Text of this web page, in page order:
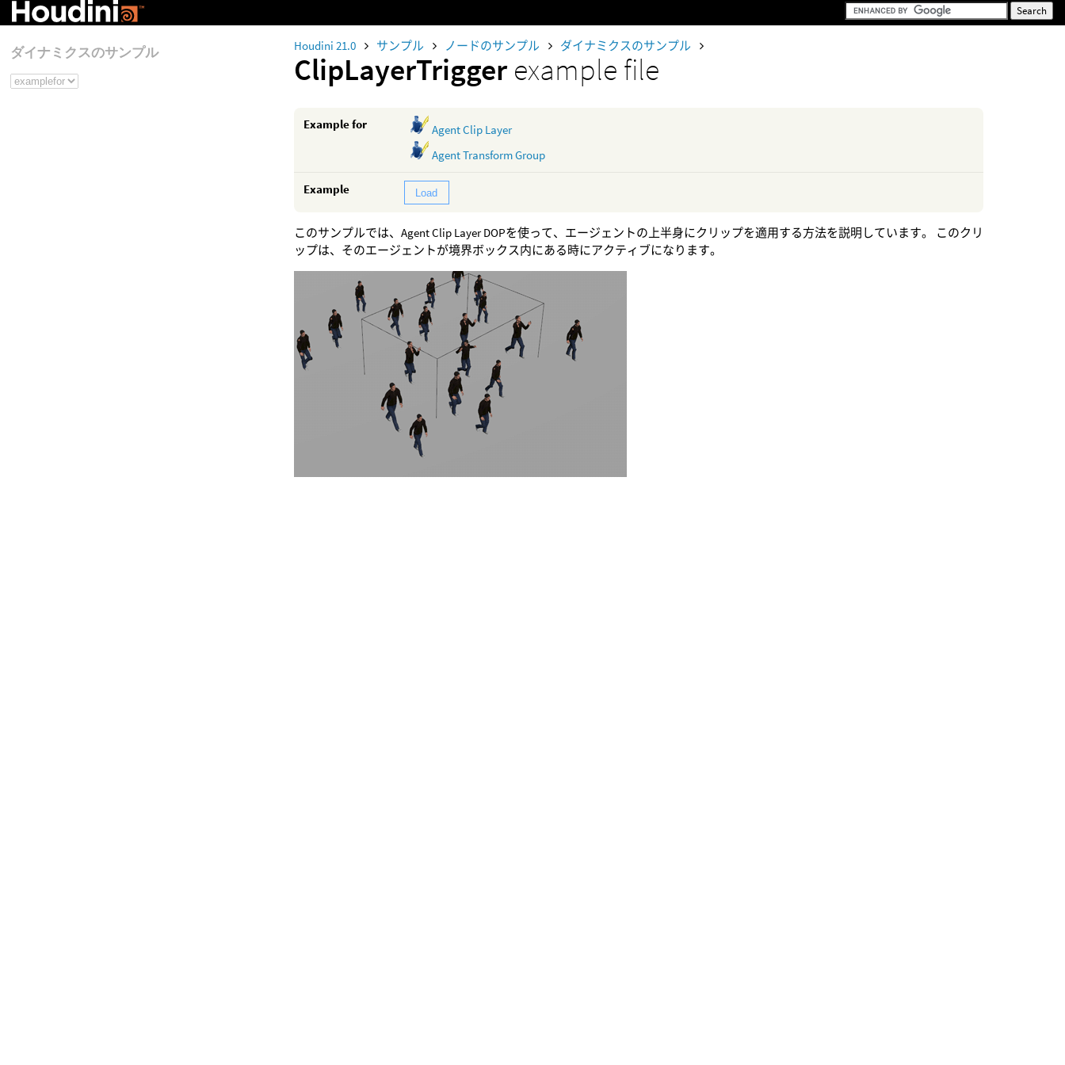
Houdini 21.0 サンプル ノードのサンプル ダイナミクスのサンプル
ClipLayerTriggerexample file
Example for
Agent Clip Layer
Agent Transform Group
Example Load
このサンプルでは、Agent Clip Layer DOPを使って、エージェントの上半身にクリップを適用する方法を説明しています。 このクリ
ップは、そのエージェントが境界ボックス内にある時にアクティブになります。
ダイナミクスのサンプル